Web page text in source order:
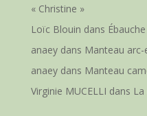
« Christine »
Loïc Blouin dans
anaeydans Manteau arc-
anaeydans Manteau
Virginie MUCELLI dans